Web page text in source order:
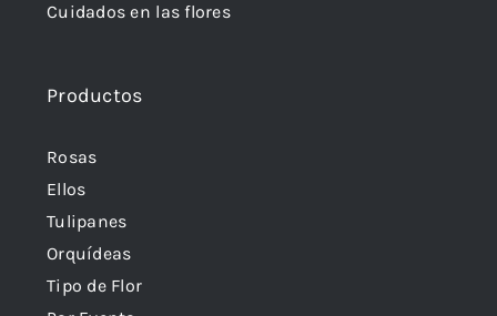
Cuidados en las flores
Productos
Rosas
Ellos
Tulipanes
Orquídeas
Tipo de Flor